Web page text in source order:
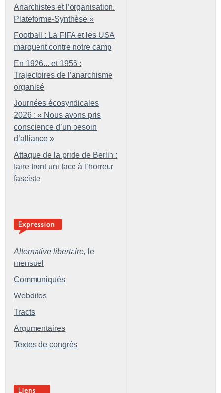
Anarchistes et l’organisation.
Plateforme-Synthèse »
Football : La FIFA et les USA
marquent contre notre camp
En 1926... et 1956 :
Trajectoires de l’anarchisme
organisé
Journées écosyndicales
2026 : « Nous avons pris
conscience d’un besoin
d’alliance »
Attaque de la pride de Berlin :
faire front uni face à l’horreur
fasciste
Alternative libertaire, le
mensuel
Communiqués
Webditos
Tracts
Argumentaires
Textes de congrès